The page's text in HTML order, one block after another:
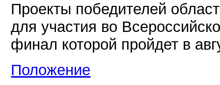
Проекты победителей
для участия во
финал которой пройдет в
Положение